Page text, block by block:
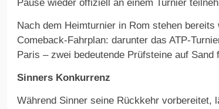
Pause wieder offiziell an einem Turnier
Nach dem Heimturnier in Rom stehen
Comeback-Fahrplan: darunter das ATP-
Paris – zwei bedeutende Prüfsteine auf Sand
Sinners Konkurrenz
Während Sinner seine Rückkehr vorbereitet,